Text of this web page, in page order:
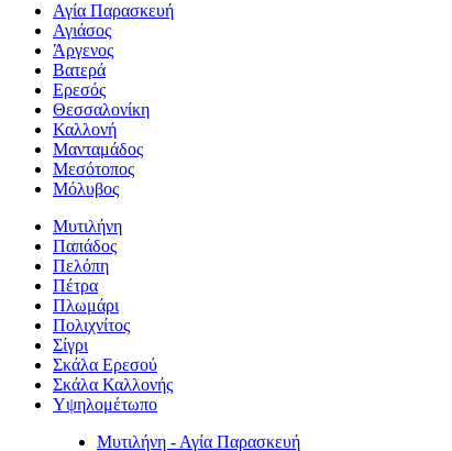
Αγία Παρασκευή
Αγιάσος
Άργενος
Βατερά
Ερεσός
Θεσσαλονίκη
Καλλονή
Μανταμάδος
Μεσότοπος
Μόλυβος
Μυτιλήνη
Παπάδος
Πελόπη
Πέτρα
Πλωμάρι
Πολιχνίτος
Σίγρι
Σκάλα Ερεσού
Σκάλα Καλλονής
Υψηλομέτωπο
Μυτιλήνη - Αγία Παρασκευή